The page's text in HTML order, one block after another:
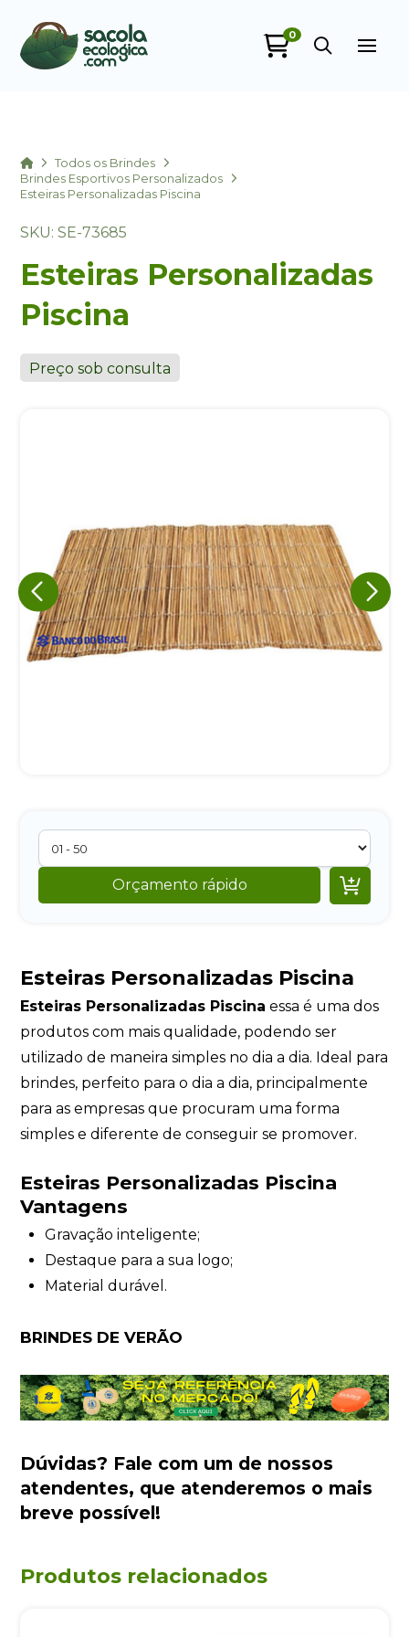
0
HomeTodos os Brindes
Brindes Esportivos Personalizados
Esteiras Personalizadas Piscina
SKU: SE-73685
Esteiras Personalizadas
Piscina
Preço sob consulta
Orçamento rápido 
Esteiras Personalizadas Piscina
Esteiras Personalizadas Piscina essa é uma dos
produtos com mais qualidade, podendo ser
utilizado de maneira simples no dia a dia. Ideal para
brindes, perfeito para o dia a dia, principalmente
para as empresas que procuram uma forma
simples e diferente de conseguir se promover.
Esteiras Personalizadas Piscina
Vantagens
Gravação inteligente;
Destaque para a sua logo;
Material durável.
BRINDES DE VERÃO
Dúvidas? Fale com um de nossos
atendentes, que atenderemos o mais
breve possível!
Produtos relacionados
de marketing. Você pode alterar suas preferências a
qualquer momento.
Iniciar conversa